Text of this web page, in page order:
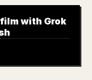
with Grok